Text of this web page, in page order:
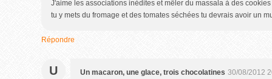
J'aime les associations inédites et mêler du massala à des
tu y mets du fromage et des tomates séchées tu devrais avoir un
Répondre
U Un macaron, une glace, trois chocolatines 30/08/2012